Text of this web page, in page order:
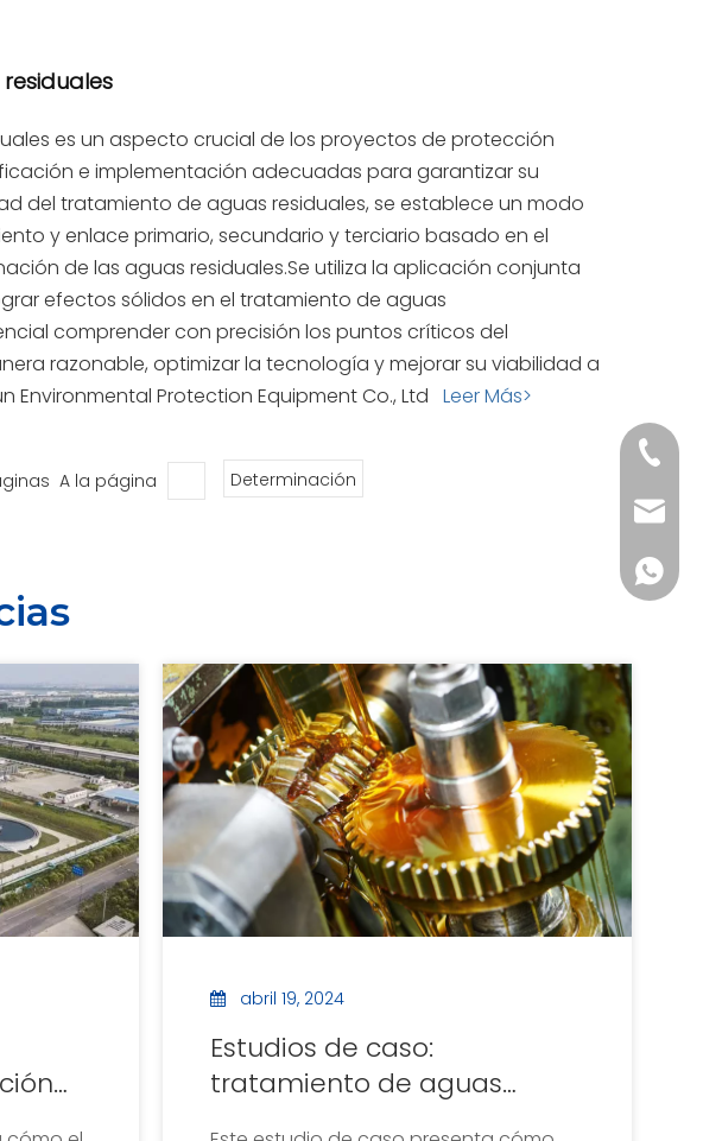
es un aspecto crucial de los proyectos de protección
e implementación adecuadas para garantizar su
del tratamiento de aguas residuales, se establece un modo
y enlace primario, secundario y terciario basado en el
de las aguas residuales.Se utiliza la aplicación conjunta
efectos sólidos en el tratamiento de aguas
comprender con precisión los puntos críticos del
razonable, optimizar la tecnología y mejorar su viabilidad a
Environmental Protection Equipment Co., Ltd Leer Más>
A la página Determinación
abril 19, 2024
Estudios de caso:
tratamiento de aguas
+86-
+86-